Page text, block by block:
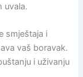
uvala.
smještaja i
vaš boravak.
i uživanju